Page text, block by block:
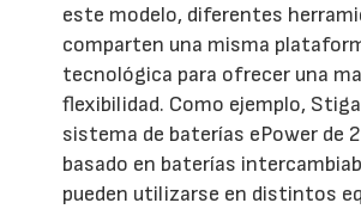
este modelo, diferentes
comparten una misma
tecnológica para ofrecer una
flexibilidad. Como ejemplo,
sistema de baterías ePower de
basado en baterías
pueden utilizarse en distintos